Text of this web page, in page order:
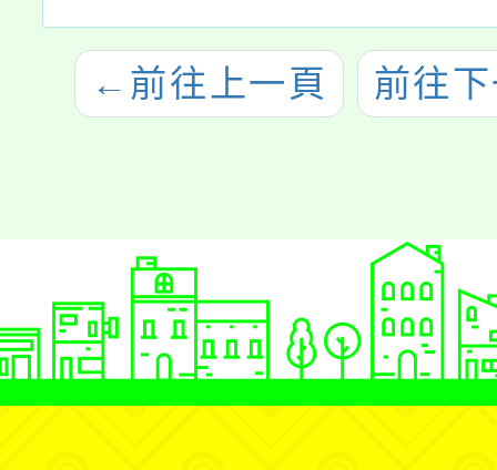
← 前往上一頁 前往